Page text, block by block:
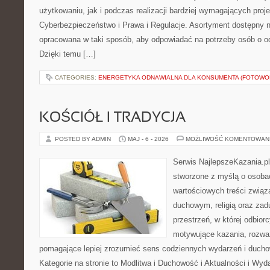
użytkowaniu, jak i podczas realizacji bardziej wymagających
Cyberbezpieczeństwo i Prawa i Regulacje. Asortyment dostępny
opracowana w taki sposób, aby odpowiadać na potrzeby osób o
Dzięki temu […]
CATEGORIES: ENERGETYKA ODNAWIALNA DLA KONSUMENTA
KOŚCIÓŁ I TRADYCJA
POSTED BY ADMIN MAJ - 6 - 2026 MOŻLIWOŚĆ
Serwis
stworzone z myślą o
wartościowych treści
duchowym, religią oraz
przestrzeń, w której
motywujące kazania,
pomagające lepiej zrozumieć sens codziennych wydarzeń i
Kategorie na stronie to Modlitwa i Duchowość i Aktualności i